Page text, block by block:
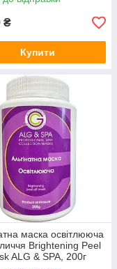
₴
Купити
маска освітлююча
Brightening Peel
ALG & SPA, 200г